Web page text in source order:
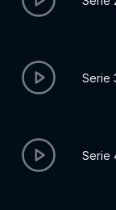
Serie
Serie